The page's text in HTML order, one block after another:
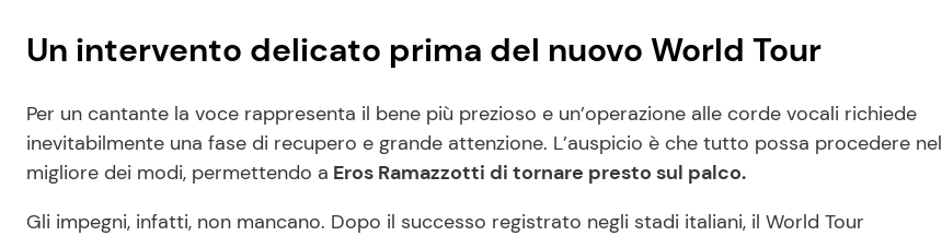
Un intervento delicato prima del nuovo World Tour
Per un cantante la voce rappresenta il bene più prezioso e un’operazione alle corde vocali richiede
inevitabilmente una fase di recupero e grande attenzione. L’auspicio è che tutto possa procedere nel
migliore dei modi, permettendo a Eros Ramazzotti di tornare presto sul palco.
Gli impegni, infatti, non mancano. Dopo il successo registrato negli stadi italiani, il World Tour